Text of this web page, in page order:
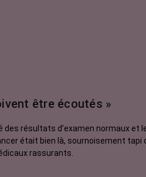
être écoutés »
des résultats d’examen normaux
était bien là, sournoisement
rassurants.